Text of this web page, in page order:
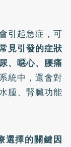
引起急症，可
見引發的症狀
、噁心、腰痛
統中，還會對
腫、腎臟功能
選擇的關鍵因